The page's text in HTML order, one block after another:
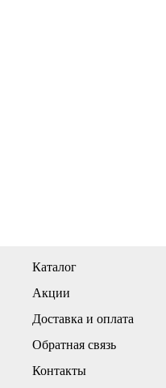
Каталог
Акции
Доставка и оплата
Обратная связь
Контакты